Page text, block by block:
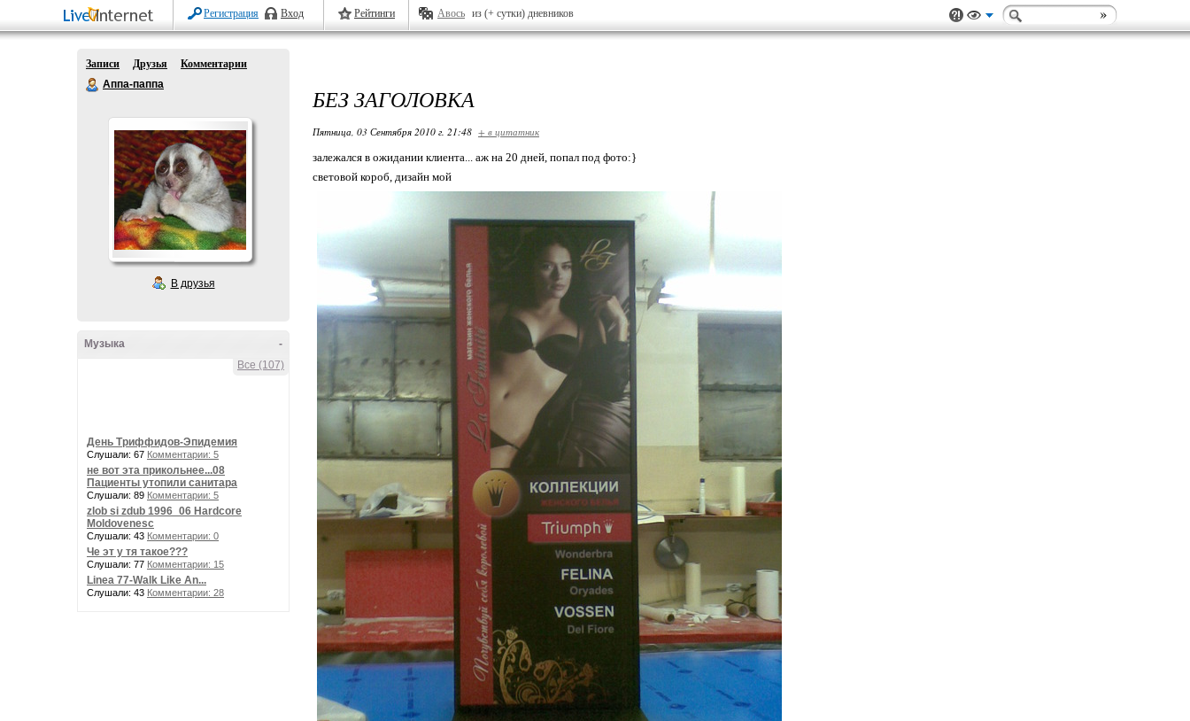
Регистрация Вход Рейтинги Авось из (+ сутки) дневников
Записи Друзья
Комментарии
Аппа-паппа
В друзья
-
Музыка
Все (107)
День Триффидов-Эпидемия
Слушали: 67 Комментарии: 5
не вот эта прикольнее...08
Пациенты утопили санитара
Слушали: 89 Комментарии: 5
zlob si zdub 1996_06 Hardcore
Moldovenesc
Слушали: 43 Комментарии: 0
Че эт у тя такое???
Слушали: 77 Комментарии: 15
Linea 77-Walk Like An...
Слушали: 43 Комментарии: 28
БЕЗ ЗАГОЛОВКА
Пятница, 03 Сентября 2010 г. 21:48 + в цитатник
залежался в ожидании клиента... аж на 20 дней, попал под фото:}
световой короб, дизайн мой